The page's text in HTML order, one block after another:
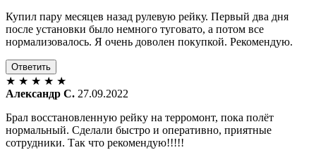
Купил пару месяцев назад рулевую рейку. Первый два дня
после установки было немного туговато, а потом все
нормализовалось. Я очень доволен покупкой. Рекомендую.
Ответить
★ ★ ★ ★ ★
Александр С. 27.09.2022
Брал восстановленную рейку на терромонт, пока полёт
нормальный. Сделали быстро и оперативно, приятные
сотрудники. Так что рекомендую!!!!!